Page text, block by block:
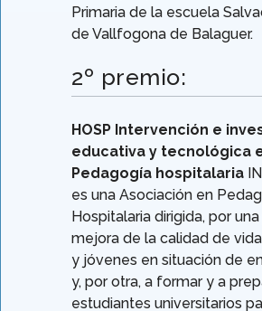
Primaria de la escuela
de Vallfogona de Balaguer.
2º premio:
HOSP Intervención e
educativa y tecnológica
Pedagogía hospitalaria
es una Asociación en
Hospitalaria dirigida, por
mejora de la calidad de
y jóvenes en situación de
y, por otra, a formar y a
estudiantes universitarios